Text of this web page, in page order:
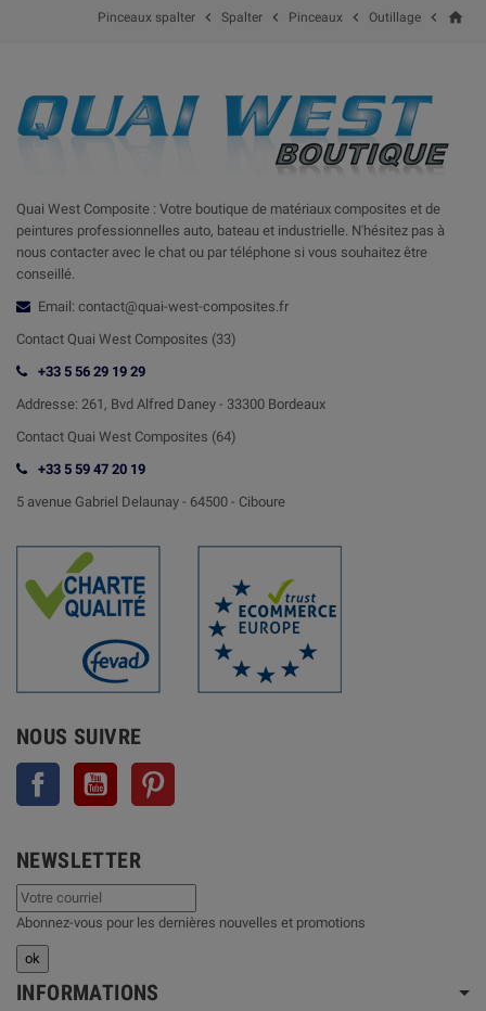
home

Outillage

Pinceaux

Spalter

Pinceaux spalter
Quai West Composite : Votre boutique de matériaux composites et de
peintures professionnelles auto, bateau et industrielle. N'hésitez pas à
nous contacter avec le chat ou par téléphone si vous souhaitez être
conseillé.
Email: contact@quai-west-composites.fr
Contact Quai West Composites (33)
+33 5 56 29 19 29
Addresse: 261, Bvd Alfred Daney - 33300 Bordeaux
Contact Quai West Composites (64)
+33 5 59 47 20 19
5 avenue Gabriel Delaunay - 64500 - Ciboure
NOUS SUIVRE
Facebook YouTube
NEWSLETTER
Abonnez-vous pour les dernières nouvelles et promotions
INFORMATIONS